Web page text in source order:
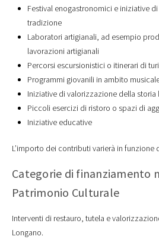
Festival enogastronomici e iniziative
tradizione
Laboratori artigianali, ad esempio
lavorazioni artigianali
Percorsi escursionistici o itinerari di
Programmi giovanili in ambito
Iniziative di valorizzazione della storia
Piccoli esercizi di ristoro o spazi di
Iniziative educative
L’importo dei contributi varierà in
Categorie di finanziamento
Patrimonio Culturale
Interventi di restauro, tutela e
Longano.